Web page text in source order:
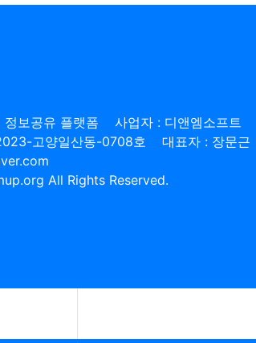
보공유 플랫폼
사업자 : 디앤엠소프트
고양일산동-0708호
대표자 : 장문근
All Rights Reserved.